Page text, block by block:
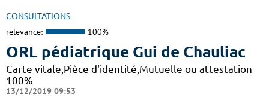
CONSULTATIONS
relevance: 100%
ORL pédiatrique Gui de Chauliac
Carte vitale,Pièce d'identité,Mutuelle ou attestation
100%
13/12/2019 09:53